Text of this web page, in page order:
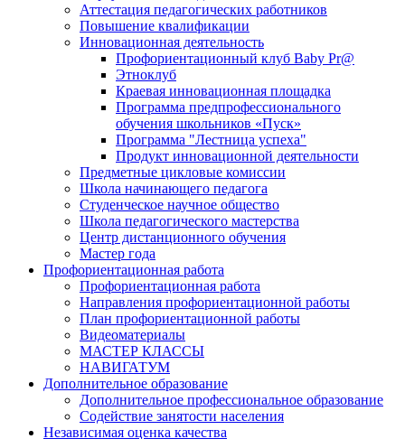
Аттестация педагогических работников
Повышение квалификации
Инновационная деятельность
Профориентационный клуб Baby Pr@
Этноклуб
Краевая инновационная площадка
Программа предпрофессионального
обучения школьников «Пуск»
Программа "Лестница успеха"
Продукт инновационной деятельности
Предметные цикловые комиссии
Школа начинающего педагога
Студенческое научное общество
Школа педагогического мастерства
Центр дистанционного обучения
Мастер года
Профориентационная работа
Профориентационная работа
Направления профориентационной работы
План профориентационной работы
Видеоматериалы
МАСТЕР КЛАССЫ
НАВИГАТУМ
Дополнительное образование
Дополнительное профессиональное образование
Содействие занятости населения
Независимая оценка качества